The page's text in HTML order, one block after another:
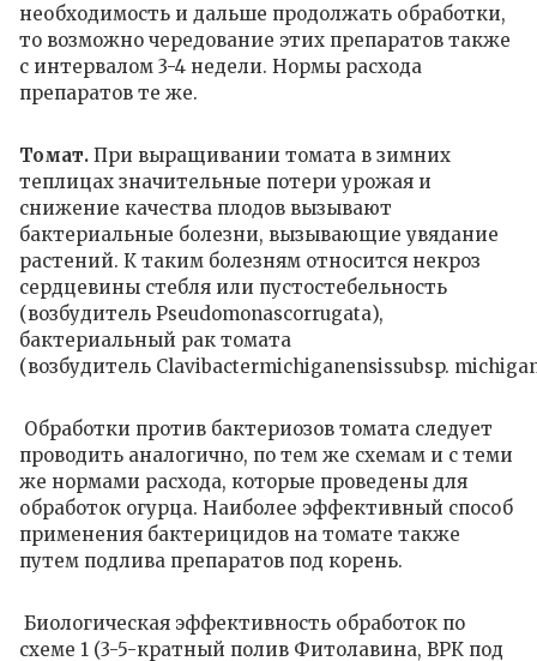
необходимость и дальше продолжать обработки,
то возможно чередование этих препаратов также
с интервалом 3-4 недели. Нормы расхода
препаратов те же.
Томат. При выращивании томата в зимних
теплицах значительные потери урожая и
снижение качества плодов вызывают
бактериальные болезни, вызывающие увядание
растений. К таким болезням относится некроз
сердцевины стебля или пустостебельность
(возбудитель Pseudomonascorrugata),
бактериальный рак томата
(возбудитель Clavibactermichiganensissubsp.
Обработки против бактериозов томата следует
проводить аналогично, по тем же схемам и с теми
же нормами расхода, которые проведены для
обработок огурца. Наиболее эффективный способ
применения бактерицидов на томате также
путем подлива препаратов под корень.
Биологическая эффективность обработок по
схеме 1 (3-5-кратный полив Фитолавина, ВРК под